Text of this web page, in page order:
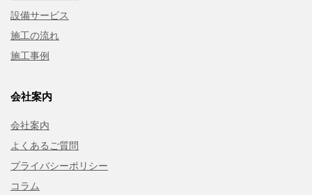
設備サービス
施工の流れ
施工事例
会社案内
会社案内
よくあるご質問
プライバシーポリシー
コラム